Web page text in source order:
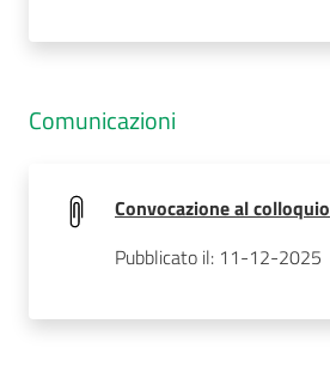
Comunicazioni
Convocazione al colloquio
Pubblicato il: 11-12-2025